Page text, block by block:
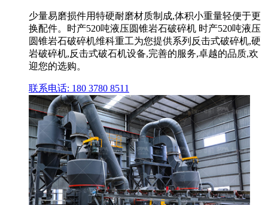
少量易磨损件用特硬耐磨材质制成,体积小重量轻便于更
换配件。时产520吨液压圆锥岩石破碎机 时产520吨液压
圆锥岩石破碎机维科重工为您提供系列反击式破碎机,硬
岩破碎机,反击式破石机设备,完善的服务,卓越的品质,欢
迎您的选购。
联系电话: 180 3780 8511